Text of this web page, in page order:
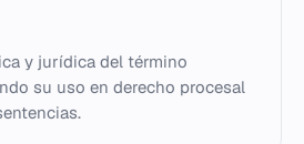
y jurídica del término
su uso en derecho procesal